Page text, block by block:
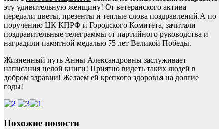
эту удивительную женщину! От ветеранского актива
передали цветы, презенты и теплые слова поздравлений.А по
поручению ЦК КПРФ и Городского Комитета, зачитали
поздравительные телеграммы от партийного руководства и
наградили памятной медалью 75 лет Великой Победы.
Жизненный путь Анны Александровны заслуживает
написания целой книги! Приятно видеть таких людей в
добром здравии! Желаем ей крепкого здоровья на долгие
годы!
Похожие новости